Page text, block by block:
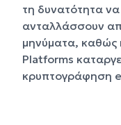
τη δυνατότητα να
ανταλλάσσουν
μηνύματα, καθώς
Platforms
κρυπτογράφηση